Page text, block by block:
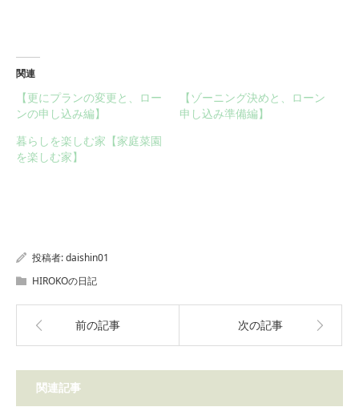
関連
【更にプランの変更と、ロー
ンの申し込み編】
【ゾーニング決めと、ローン
申し込み準備編】
暮らしを楽しむ家【家庭菜園
を楽しむ家】
投稿者:daishin01
HIROKOの日記
前の記事 次の記事
関連記事